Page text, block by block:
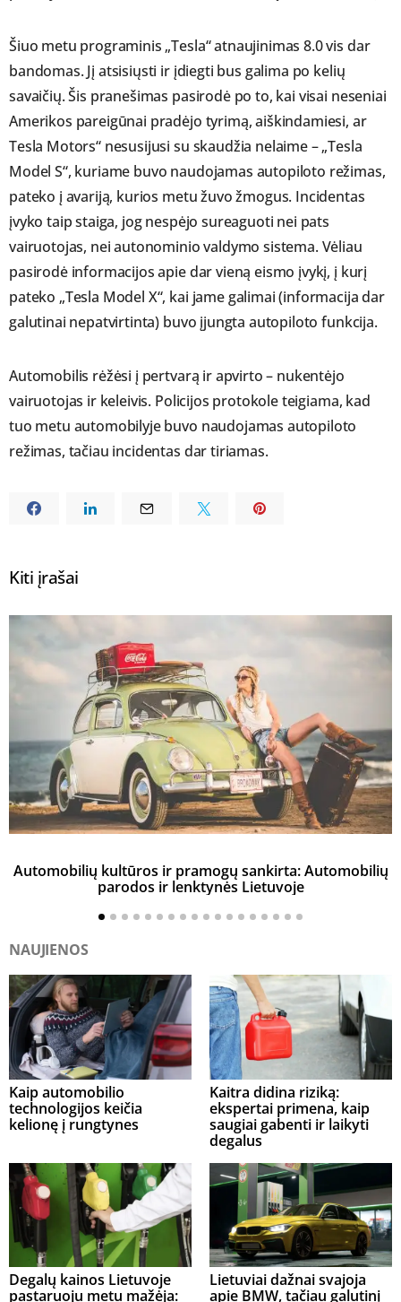
Šiuo metu programinis „Tesla“ atnaujinimas 8.0 vis dar
bandomas. Jį atsisiųsti ir įdiegti bus galima po kelių
savaičių. Šis pranešimas pasirodė po to, kai visai neseniai
Amerikos pareigūnai pradėjo tyrimą, aiškindamiesi, ar
Tesla Motors“ nesusijusi su skaudžia nelaime – „Tesla
Model S“, kuriame buvo naudojamas autopiloto režimas,
pateko į avariją, kurios metu žuvo žmogus. Incidentas
įvyko taip staiga, jog nespėjo sureaguoti nei pats
vairuotojas, nei autonominio valdymo sistema. Vėliau
pasirodė informacijos apie dar vieną eismo įvykį, į kurį
pateko „Tesla Model X“, kai jame galimai (informacija dar
galutinai nepatvirtinta) buvo įjungta autopiloto funkcija.
Automobilis rėžėsi į pertvarą ir apvirto – nukentėjo
vairuotojas ir keleivis. Policijos protokole teigiama, kad
tuo metu automobilyje buvo naudojamas autopiloto
režimas, tačiau incidentas dar tiriamas.
Kiti įrašai
Automobilių kultūros ir pramogų sankirta: Automobilių
parodos ir lenktynės Lietuvoje
NAUJIENOS
Kaip automobilio
technologijos keičia
kelionę į rungtynes
Kaitra didina riziką:
ekspertai primena, kaip
saugiai gabenti ir laikyti
degalus
Degalų kainos Lietuvoje
pastaruoju metu mažėja:
Lietuviai dažnai svajoja
apie BMW, tačiau galutinį